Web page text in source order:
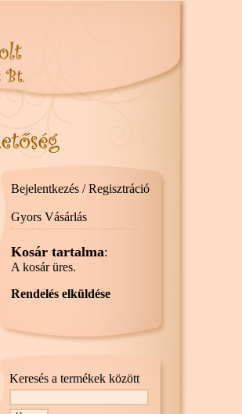
Bejelentkezés / Regisztráció
Gyors Vásárlás
Kosár tartalma:
A kosár üres.
Rendelés elküldése
Keresés a termékek között